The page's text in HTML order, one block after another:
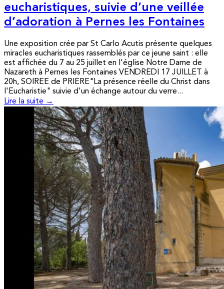
eucharistiques, suivie d’une veillée
d’adoration à Pernes les Fontaines
Une exposition crée par St Carlo Acutis présente quelques
miracles eucharistiques rassemblés par ce jeune saint : elle
est affichée du 7 au 25 juillet en l'église Notre Dame de
Nazareth à Pernes les Fontaines VENDREDI 17 JUILLET à
20h, SOIREE de PRIERE"La présence réelle du Christ dans
l'Eucharistie" suivie d'un échange autour du verre...
Lire la suite →